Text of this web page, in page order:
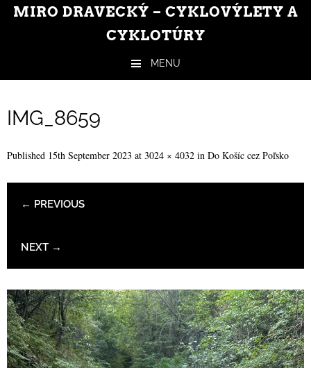
MIRO DRAVECKÝ – CYKLOVÝLETY A
CYKLOTÚRY
MENU
IMG_8659
Published 15th September 2023 at 3024 × 4032 in Do Košíc cez Poľsko
← PREVIOUS
NEXT →